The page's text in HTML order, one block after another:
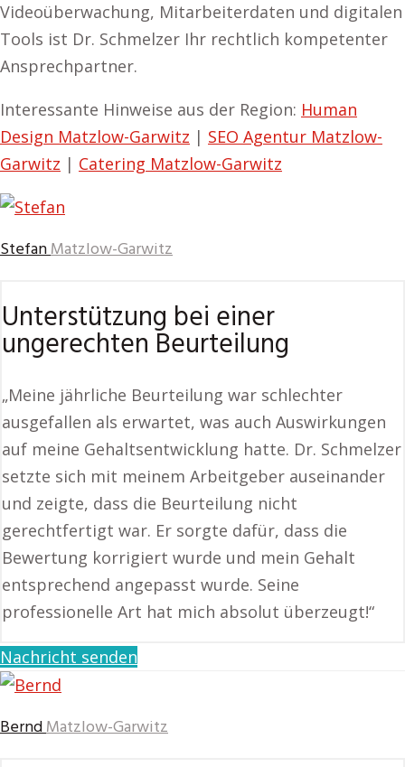
Videoüberwachung, Mitarbeiterdaten und digitalen
Tools ist Dr. Schmelzer Ihr rechtlich kompetenter
Ansprechpartner.
Interessante Hinweise aus der Region: Human
Design Matzlow-Garwitz | SEO Agentur Matzlow-
Garwitz | Catering Matzlow-Garwitz
StefanMatzlow-Garwitz
Unterstützung bei einer
ungerechten Beurteilung
„Meine jährliche Beurteilung war schlechter
ausgefallen als erwartet, was auch Auswirkungen
auf meine Gehaltsentwicklung hatte. Dr. Schmelzer
setzte sich mit meinem Arbeitgeber auseinander
und zeigte, dass die Beurteilung nicht
gerechtfertigt war. Er sorgte dafür, dass die
Bewertung korrigiert wurde und mein Gehalt
entsprechend angepasst wurde. Seine
professionelle Art hat mich absolut überzeugt!“
Nachricht senden
BerndMatzlow-Garwitz